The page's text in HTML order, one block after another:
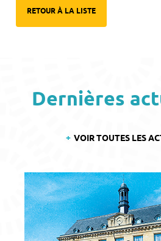
RETOUR À LA LISTE
Dernières
VOIR TOUTES LES